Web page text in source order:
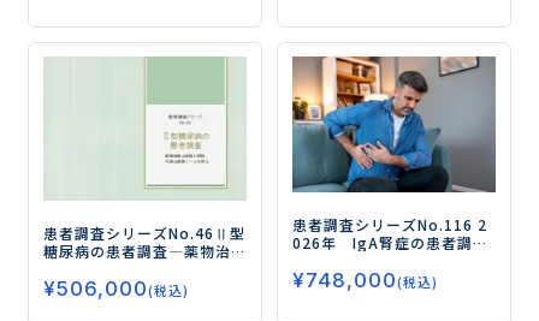
患者調査シリーズNo.46 Ⅱ型
糖尿病の患者調査―薬物治
剤ニーズを探る―
¥506,000(税込)
患者調査シリーズNo.116 2
026年 IgA腎症の患者調査
ンメットニーズを調査・分
析／治療に求められるのは
¥748,000(税込)